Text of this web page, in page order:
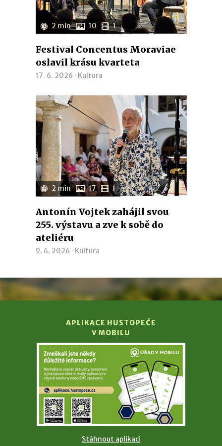
2 min 10 1
Festival Concentus Moraviae
oslavil krásu kvarteta
17. 6. 2026 · Kultura
2 min 17 1
Antonín Vojtek zahájil svou
255. výstavu a zve k sobě do
ateliéru
9. 6. 2026 · Kultura
APLIKACE HUSTOPEČE
V MOBILU
Stáhnout aplikaci